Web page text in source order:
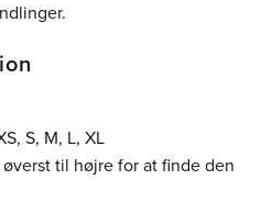
S, M, L, XL
til højre for at finde den